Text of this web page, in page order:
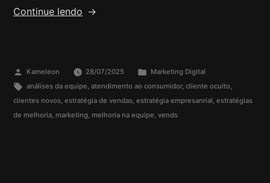
Continue lendo
Kameleon 28/07/2025
Marketing Digital
análises da equipe, atendimento ao consumidor, cliente oculto,
clientes novos, estratégia de vendas, estratégia empresanrial, estratégias
de melhoria, marketing, melhoria na equipe, vends